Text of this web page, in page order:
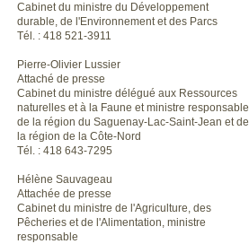
Cabinet du ministre du Développement
durable, de l'Environnement et des Parcs
Tél. : 418 521-3911
Pierre-Olivier Lussier
Attaché de presse
Cabinet du ministre délégué aux Ressources
naturelles et à la Faune et ministre responsable
de la région du Saguenay-Lac-Saint-Jean et de
la région de la Côte-Nord
Tél. : 418 643-7295
Hélène Sauvageau
Attachée de presse
Cabinet du ministre de l'Agriculture, des
Pêcheries et de l'Alimentation, ministre
responsable